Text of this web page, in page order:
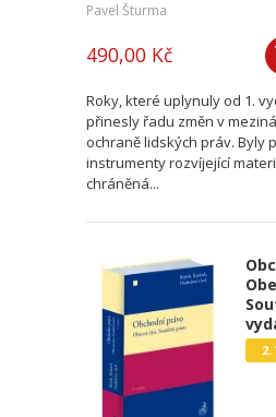
Pavel Šturma
490,00 Kč
Roky, které uplynuly od 1.
přinesly řadu změn v
ochraně lidských práv. Byly
instrumenty rozvíjející
chráněná...
2.